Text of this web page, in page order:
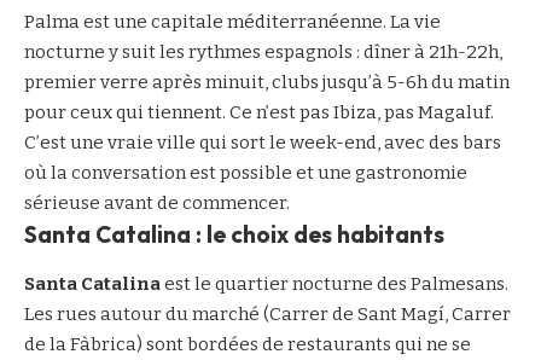
Palma est une capitale méditerranéenne. La vie
nocturne y suit les rythmes espagnols : dîner à 21h-22h,
premier verre après minuit, clubs jusqu’à 5-6h du matin
pour ceux qui tiennent. Ce n’est pas Ibiza, pas Magaluf.
C’est une vraie ville qui sort le week-end, avec des bars
où la conversation est possible et une gastronomie
sérieuse avant de commencer.
Santa Catalina : le choix des habitants
Santa Catalinaest le quartier nocturne des Palmesans.
Les rues autour du marché (Carrer de Sant Magí, Carrer
de la Fàbrica) sont bordées de restaurants qui ne se